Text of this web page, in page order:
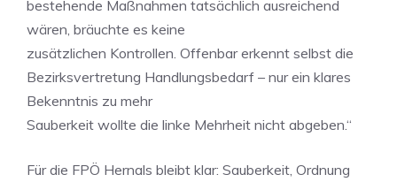
bestehende Maßnahmen tatsächlich ausreichend
wären, bräuchte es keine
zusätzlichen Kontrollen. Offenbar erkennt selbst die
Bezirksvertretung Handlungsbedarf – nur ein klares
Bekenntnis zu mehr
Sauberkeit wollte die linke Mehrheit nicht abgeben.“
Für die FPÖ Hernals bleibt klar: Sauberkeit, Ordnung